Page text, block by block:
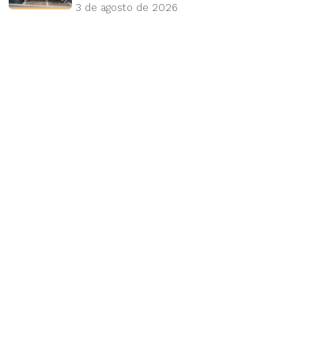
3 de agosto de 2026